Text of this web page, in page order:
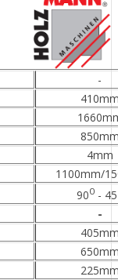
-
4mm
1100mm/
900 - 45
-